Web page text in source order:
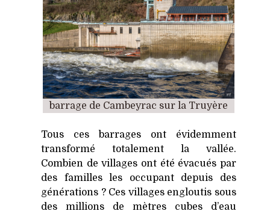
barrage de Cambeyrac sur la Truyère
Tous ces barrages ont évidemment
transformé totalement la vallée.
Combien de villages ont été évacués par
des familles les occupant depuis des
générations ? Ces villages engloutis sous
des millions de mètres cubes d’eau